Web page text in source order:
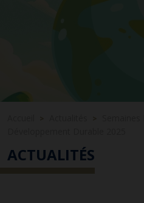
ACTUALITÉS